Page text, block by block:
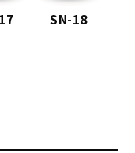
SN-18